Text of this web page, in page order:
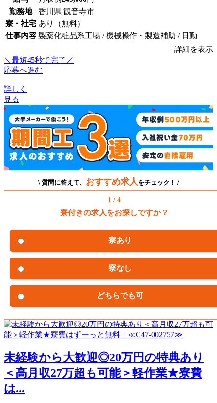
勤務地
香川県 観音寺市
寮・社宅 あり（無料）
仕事内容 製薬化粧品系工場 / 機械操作・製造補助 / 日勤
詳細を表示
＼最短45秒で完了／
応募へ進む
詳しく
見る
\ 質問に答えて、 おすすめ求人 をチェック！ /
1 / 4
寮付きの求人をお探しですか？
寮あり
寮なし
どちらでも可
未経験から大歓迎◎20万円の特典あり
＜高月収27万超も可能＞軽作業★寮費
は...